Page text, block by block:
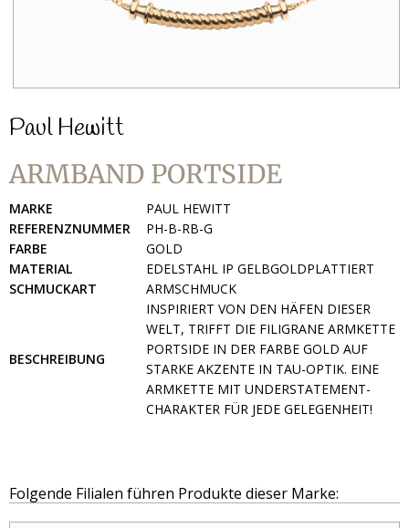
Paul Hewitt
ARMBAND PORTSIDE
MARKE
PAUL HEWITT
REFERENZNUMMER
PH-B-RB-G
FARBE
GOLD
MATERIAL
EDELSTAHL IP GELBGOLDPLATTIERT
SCHMUCKART
ARMSCHMUCK
BESCHREIBUNG
INSPIRIERT VON DEN HÄFEN DIESER
WELT, TRIFFT DIE FILIGRANE ARMKETTE
PORTSIDE IN DER FARBE GOLD AUF
STARKE AKZENTE IN TAU-OPTIK. EINE
ARMKETTE MIT UNDERSTATEMENT-
CHARAKTER FÜR JEDE GELEGENHEIT!
Folgende Filialen führen Produkte dieser Marke: